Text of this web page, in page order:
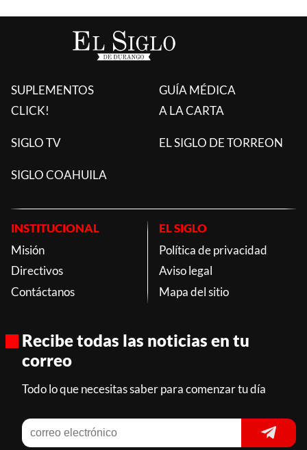
SUPLEMENTOS
CLICK!
GUÍA MÉDICA
A LA CARTA
SIGLO TV EL SIGLO DE TORREON
SIGLO COAHUILA
INSTITUCIONAL
Misión
Directivos
Contáctanos
EL SIGLO
Política de privacidad
Aviso legal
Mapa del sitio
Recibe todas las noticias en tu
correo
Todo lo que necesitas saber para comenzar tu día